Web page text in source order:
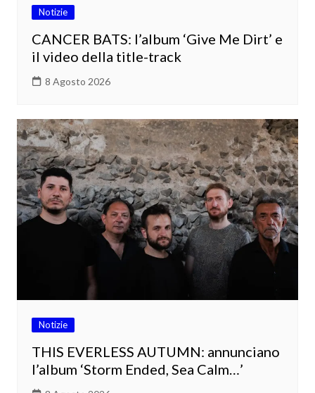
Notizie
CANCER BATS: l’album ‘Give Me Dirt’ e
il video della title-track
8 Agosto 2026
Notizie
THIS EVERLESS AUTUMN: annunciano
l’album ‘Storm Ended, Sea Calm…’